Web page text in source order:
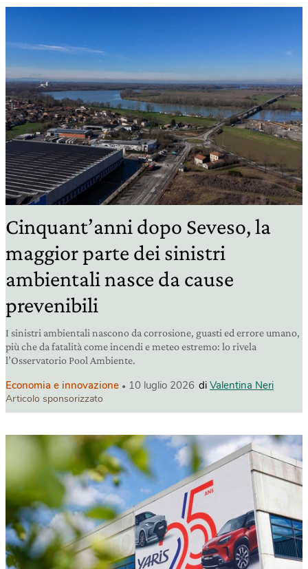
Cinquant’anni dopo Seveso, la
maggior parte dei sinistri
ambientali nasce da cause
prevenibili
I sinistri ambientali nascono da corrosione, guasti ed errore umano,
più che da fatalità come incendi e meteo estremo: lo rivela
l’Osservatorio Pool Ambiente.
Economia e innovazione 10 luglio 2026 di Valentina Neri
Articolo sponsorizzato